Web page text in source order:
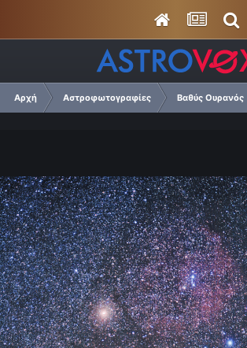
Αρχή Αστροφωτογραφίες Βαθύς Ουρανός